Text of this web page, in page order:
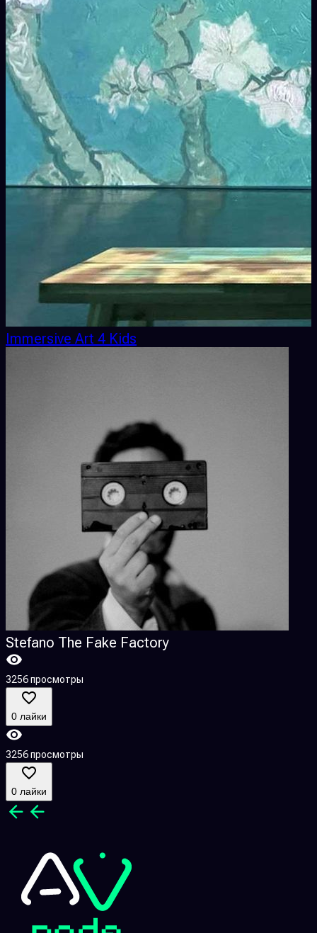
Immersive Art 4 Kids
Stefano The Fake Factory
3256 просмотры
0 лайки
3256 просмотры
0 лайки